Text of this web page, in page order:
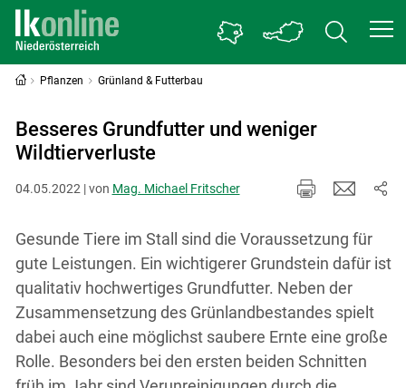
Pflanzen Grünland & Futterbau
Besseres Grundfutter und weniger
Wildtierverluste
04.05.2022 | von Mag. Michael Fritscher
Gesunde Tiere im Stall sind die Voraussetzung für
gute Leistungen. Ein wichtigerer Grundstein dafür ist
qualitativ hochwertiges Grundfutter. Neben der
Zusammensetzung des Grünlandbestandes spielt
dabei auch eine möglichst saubere Ernte eine große
Rolle. Besonders bei den ersten beiden Schnitten